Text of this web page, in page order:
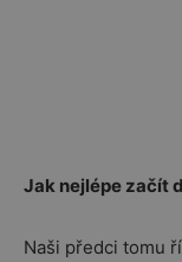
Jak nejlépe začít
Naši předci tomu